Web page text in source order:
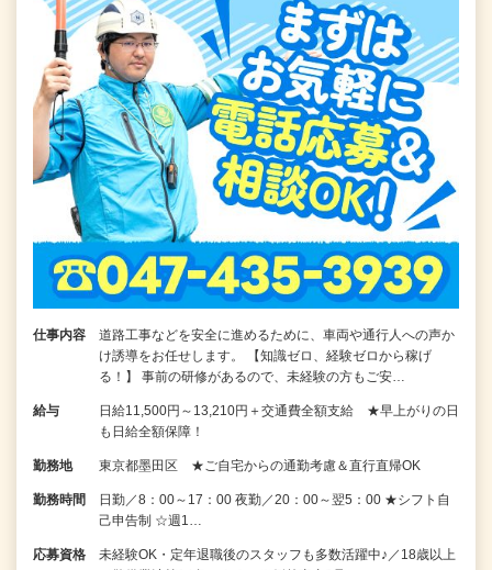
仕事内容
道路工事などを安全に進めるために、車両や通行人への声か
け誘導をお任せします。 【知識ゼロ、経験ゼロから稼げ
る！】 事前の研修があるので、未経験の方もご安…
給与
日給11,500円～13,210円＋交通費全額支給 ★早上がりの日
も日給全額保障！
勤務地 東京都墨田区 ★ご自宅からの通勤考慮＆直行直帰OK
勤務時間
日勤／8：00～17：00 夜勤／20：00～翌5：00 ★シフト自
己申告制 ☆週1…
応募資格
未経験OK・定年退職後のスタッフも多数活躍中♪／18歳以上